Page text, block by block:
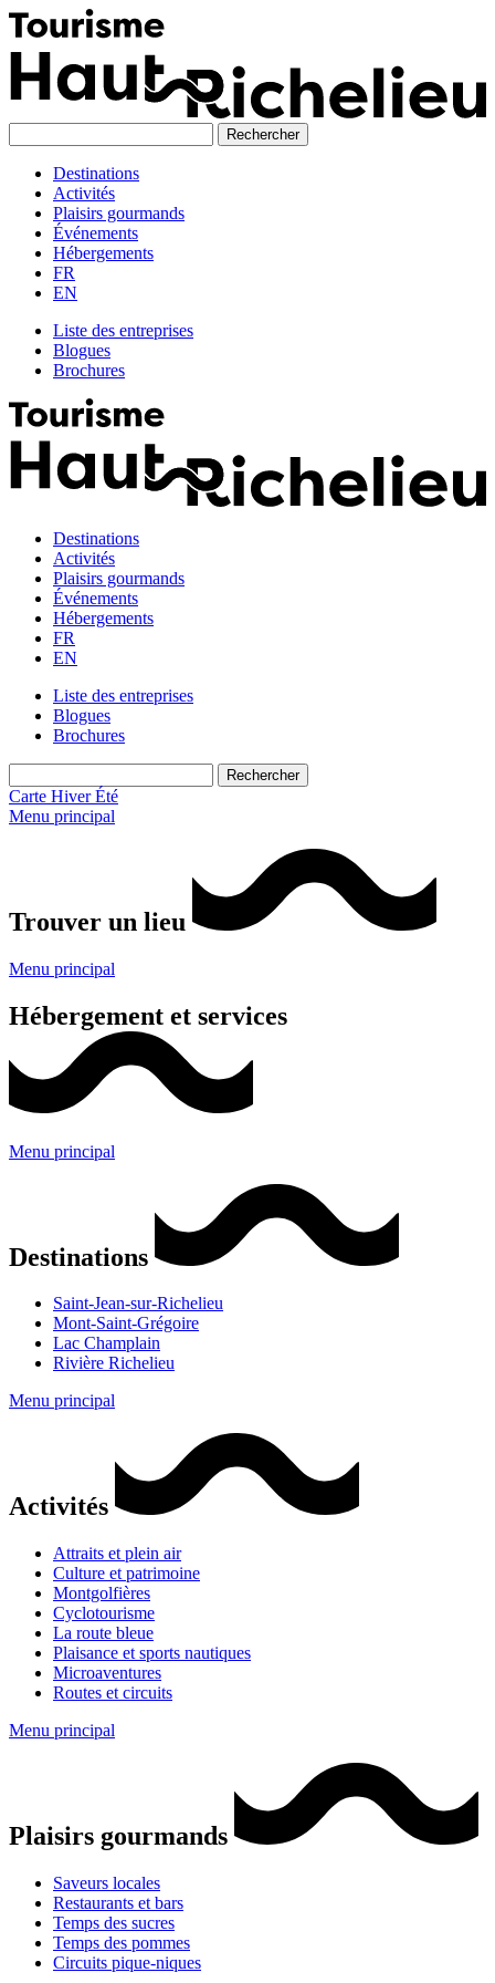
Skip
to
content
Destinations
Activités
Plaisirs gourmands
Événements
Hébergements
FR
EN
Liste des entreprises
Blogues
Brochures
Destinations
Activités
Plaisirs gourmands
Événements
Hébergements
FR
EN
Liste des entreprises
Blogues
Brochures
Carte Hiver Été
Menu principal
Trouver un lieu
Menu principal
Hébergement et services
Menu principal
Destinations
Saint-Jean-sur-Richelieu
Mont-Saint-Grégoire
Lac Champlain
Rivière Richelieu
Menu principal
Activités
Attraits et plein air
Culture et patrimoine
Montgolfières
Cyclotourisme
La route bleue
Plaisance et sports nautiques
Microaventures
Routes et circuits
Menu principal
Plaisirs gourmands
Saveurs locales
Restaurants et bars
Temps des sucres
Temps des pommes
Circuits pique-niques